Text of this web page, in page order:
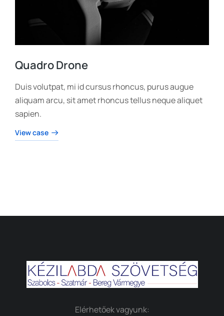
Quadro Drone
Duis volutpat, mi id cursus rhoncus, purus augue
aliquam arcu, sit amet rhoncus tellus neque aliquet
sapien.
View case
Elérhetőek vagyunk: